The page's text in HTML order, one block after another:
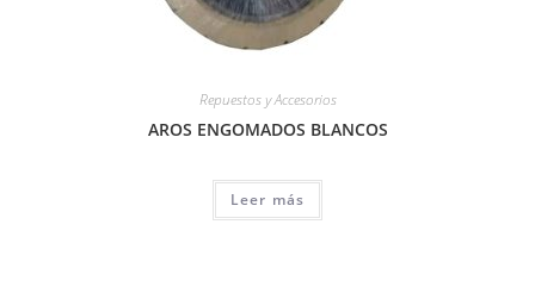
Repuestos y Accesorios
AROS ENGOMADOS BLANCOS
Leer más